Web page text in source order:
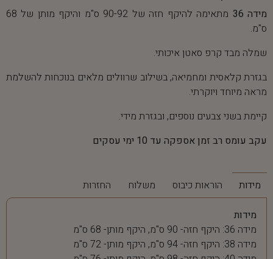
מידה 36
מתאימה להיקף חזה של 90-92 ס"מ והיקף מותן של 68
ס"מ.
שמלה מבד קרפ סאטן איכותי.
בגזרת קלאסית ומחמיאה, בשילוב שרוולים מלאים בנוכחות להשלמת
מראה מיוחד ויוקרתי.
קיימת בשני צבעים נוספים, ובגזרת מידי.
עקב עומס רב זמן אספקה עד 10 ימי עסקים
מידות הוראות כיבוס משלוח החזרות
מידות
מידה 36: היקף חזה- 90 ס"מ, היקף מותן- 68 ס"מ
מידה 38: היקף חזה- 94 ס"מ, היקף מותן- 72 ס"מ